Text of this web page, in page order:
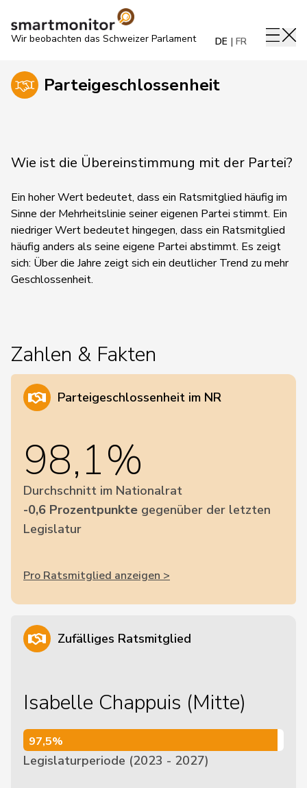
Wir beobachten das Schweizer Parlament DE FR
Parteigeschlossenheit
Wie ist die Übereinstimmung mit der Partei?
Ein hoher Wert bedeutet, dass ein Ratsmitglied häufig im
Sinne der Mehrheitslinie seiner eigenen Partei stimmt. Ein
niedriger Wert bedeutet hingegen, dass ein Ratsmitglied
häufig anders als seine eigene Partei abstimmt. Es zeigt
sich: Über die Jahre zeigt sich ein deutlicher Trend zu mehr
Geschlossenheit.
Zahlen & Fakten
Parteigeschlossenheit im NR
98,1%
Durchschnitt im Nationalrat
-0,6 Prozentpunkte gegenüber der letzten
Legislatur
Pro Ratsmitglied anzeigen >
Zufälliges Ratsmitglied
Isabelle Chappuis (Mitte)
97,5%
97,5%
Legislaturperiode (2023 - 2027)